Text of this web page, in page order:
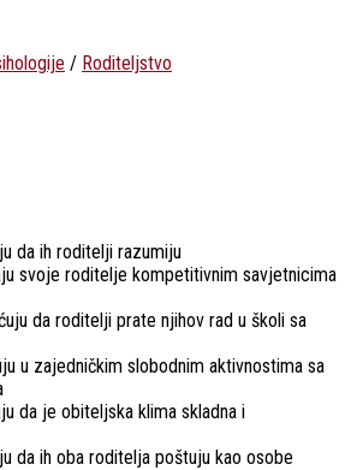
/ Roditeljstvo
da ih roditelji razumiju
svoje roditelje kompetitivnim savjetnicima
da roditelji prate njihov rad u školi sa
u zajedničkim slobodnim aktivnostima sa
da je obiteljska klima skladna i
da ih oba roditelja poštuju kao osobe